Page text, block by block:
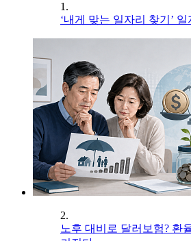
1.
‘내게 맞는 일자리 찾기’
2.
노후 대비로 달러보험? 환